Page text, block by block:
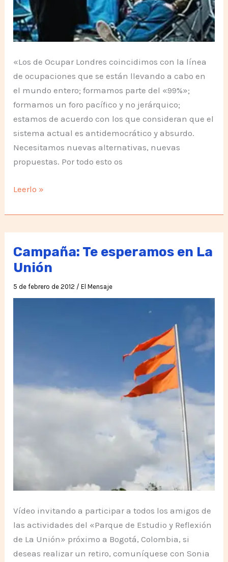
«Los de Ocupar Londres coincidimos con la línea
de ocupaciones que se están llevando a cabo en
el mundo entero; formamos parte del «99%»;
formamos un foro pacífico y no jerárquico;
estamos de acuerdo con los que consideran que el
sistema actual es antidemocrático y absurdo.
Necesitamos nuevas alternativas, nuevas
propuestas. Por todo esto os
St.
Cathedral
Occupy
London
Leerlo »
Campaña: Te esperamos en La
Unión
5 de febrero de 2012 /El Mensaje
Vídeo invitando a participar a todos los amigos de
las actividades del «Parque de Estudio y Reflexión
de La Unión» próximo a Bogotá, Colombia, si
deseas realizar un retiro, comuníquese con Sonia